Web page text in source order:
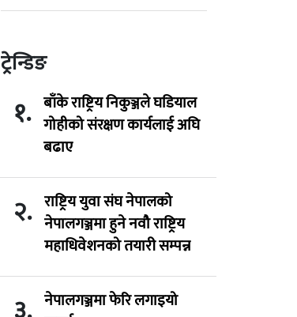
ट्रेन्डिङ
१. बाँके राष्ट्रिय निकुञ्जले घडियाल
गोहीको संरक्षण कार्यलाई अघि
बढाए
२. राष्ट्रिय युवा संघ नेपालको
नेपालगञ्जमा हुने नवौ राष्ट्रिय
महाधिवेशनको तयारी सम्पन्न
नेपालगञ्जमा फेरि लगाइयो